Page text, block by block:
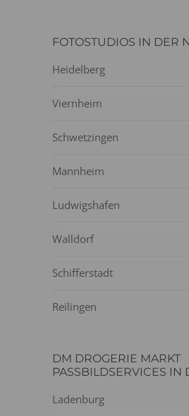
FOTOSTUDIOS IN DER
Heidelberg
Viernheim
Schwetzingen
Mannheim
Ludwigshafen
Walldorf
Schifferstadt
Reilingen
DM DROGERIE MARKT
PASSBILDSERVICES IN
Ladenburg